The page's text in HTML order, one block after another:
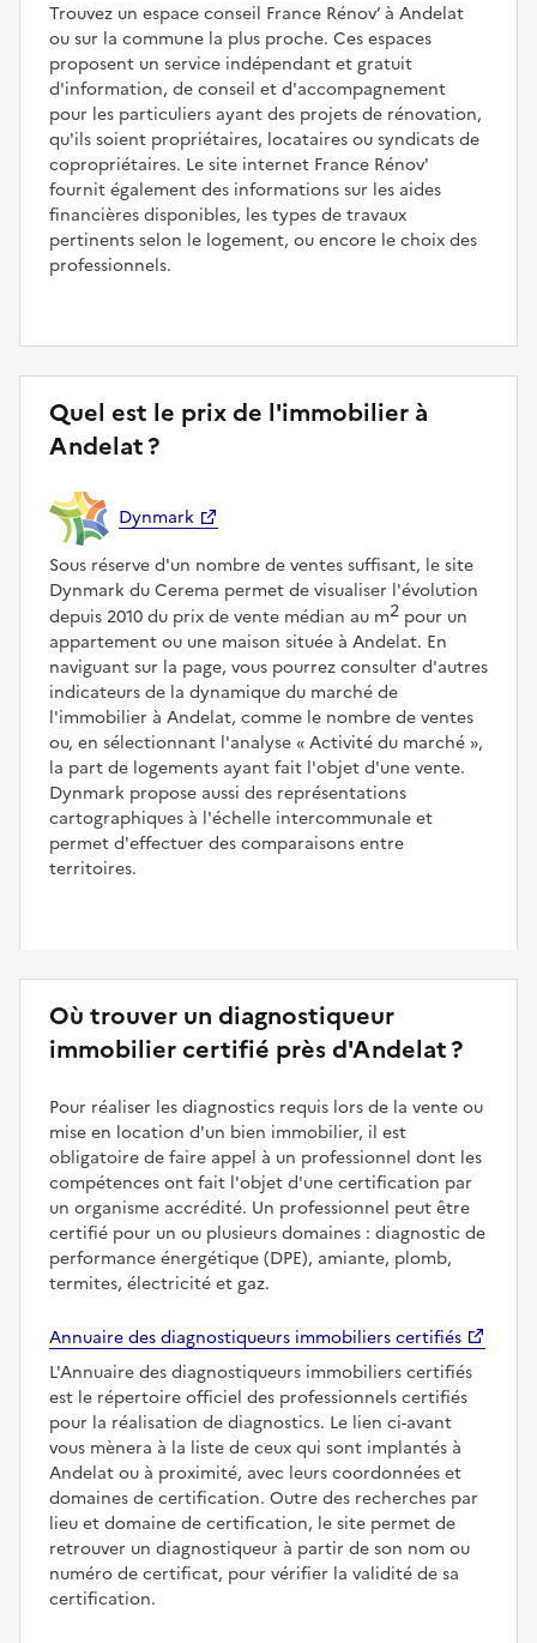
Trouvez un espace conseil France Rénov’ à Andelat
ou sur la commune la plus proche. Ces espaces
proposent un service indépendant et gratuit
d'information, de conseil et d'accompagnement
pour les particuliers ayant des projets de rénovation,
qu'ils soient propriétaires, locataires ou syndicats de
copropriétaires. Le site internet France Rénov'
fournit également des informations sur les aides
financières disponibles, les types de travaux
pertinents selon le logement, ou encore le choix des
professionnels.
Quel est le prix de l'immobilier à
Andelat ?
Dynmark
Sous réserve d'un nombre de ventes suffisant, le site
Dynmark du Cerema permet de visualiser l'évolution
depuis 2010 du prix de vente médian au m2 pour un
appartement ou une maison située à Andelat. En
naviguant sur la page, vous pourrez consulter d'autres
indicateurs de la dynamique du marché de
l'immobilier à Andelat, comme le nombre de ventes
ou, en sélectionnant l'analyse
Activité du marché ,
la part de logements ayant fait l'objet d'une vente.
Dynmark propose aussi des représentations
cartographiques à l'échelle intercommunale et
permet d'effectuer des comparaisons entre
territoires.
Où trouver un diagnostiqueur
immobilier certifié près d'Andelat ?
Pour réaliser les diagnostics requis lors de la vente ou
mise en location d'un bien immobilier, il est
obligatoire de faire appel à un professionnel dont les
compétences ont fait l'objet d'une certification par
un organisme accrédité. Un professionnel peut être
certifié pour un ou plusieurs domaines : diagnostic de
performance énergétique (DPE), amiante, plomb,
termites, électricité et gaz.
Annuaire des diagnostiqueurs immobiliers certifiés
L'Annuaire des diagnostiqueurs immobiliers certifiés
est le répertoire officiel des professionnels certifiés
pour la réalisation de diagnostics. Le lien ci-avant
vous mènera à la liste de ceux qui sont implantés à
Andelat ou à proximité, avec leurs coordonnées et
domaines de certification. Outre des recherches par
lieu et domaine de certification, le site permet de
retrouver un diagnostiqueur à partir de son nom ou
numéro de certificat, pour vérifier la validité de sa
certification.